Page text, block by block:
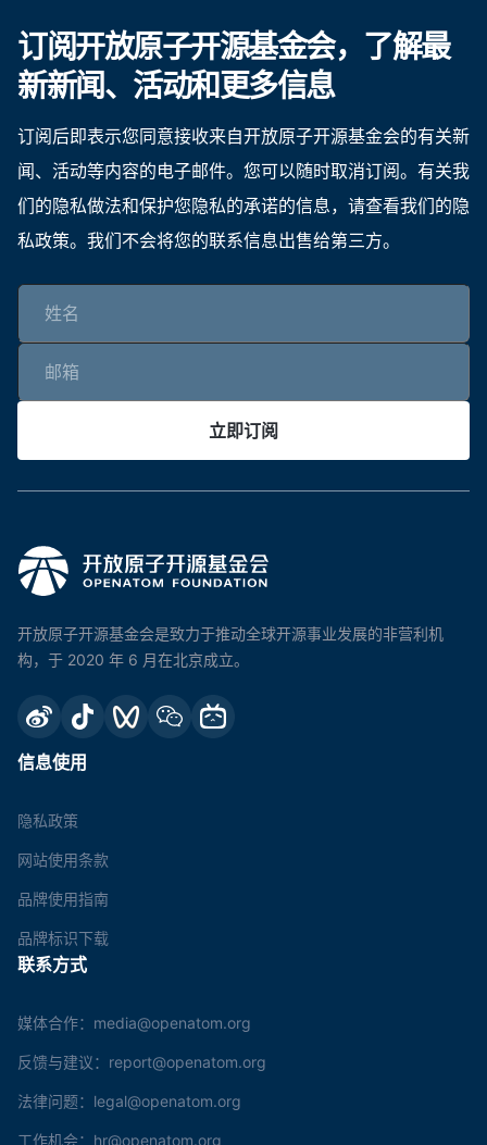
订阅开放原子开源基金会，了解最
新新闻、活动和更多信息
订阅后即表示您同意接收来自开放原子开源基金会的有关新
闻、活动等内容的电子邮件。您可以随时取消订阅。有关我
们的隐私做法和保护您隐私的承诺的信息，请查看我们的隐
私政策。我们不会将您的联系信息出售给第三方。
立即订阅
开放原子开源基金会是致力于推动全球开源事业发展的非营利机
构，于 2020 年 6 月在北京成立。
信息使用
隐私政策
网站使用条款
品牌使用指南
品牌标识下载
联系方式
媒体合作：media@openatom.org
反馈与建议：report@openatom.org
法律问题：legal@openatom.org
工作机会：hr@openatom.org